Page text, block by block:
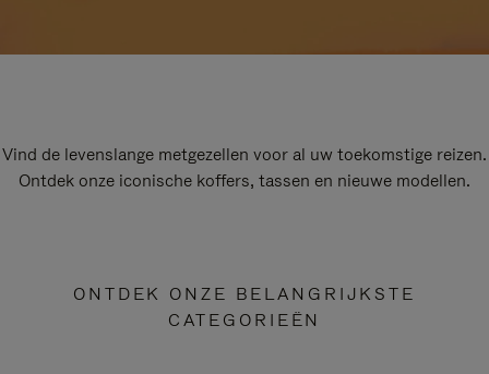
Vind de levenslange metgezellen voor al uw toekomstige reizen.
Ontdek onze iconische koffers, tassen en nieuwe modellen.
ONTDEK ONZE BELANGRIJKSTE
CATEGORIEËN